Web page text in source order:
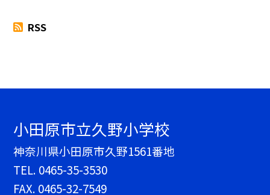
RSS
小田原市立久野小学校
神奈川県小田原市久野1561番地
TEL. 0465-35-3530
FAX. 0465-32-7549